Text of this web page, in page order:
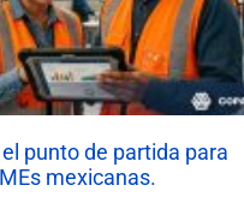
punto de partida para
mexicanas.